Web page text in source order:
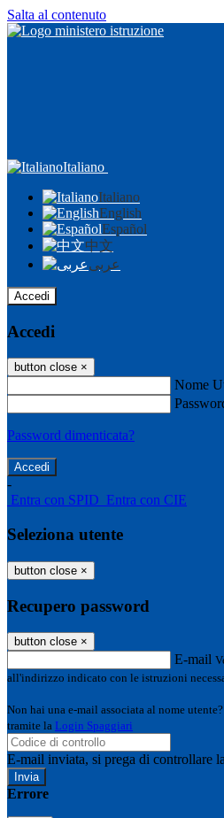
Salta al contenuto
Italiano
Italiano
English
Español
中文
عربى
Accedi
Accedi
button close ×
Nome
Password dimenticata?
-
Entra con SPID Entra con CIE
Seleziona utente
button close ×
Recupero password
button close ×
E-mail
all'indirizzo indicato con le istruzioni
Non hai una e-mail associata al nome
tramite la Login Spaggiari
E-mail inviata, si prega di controllare
Errore